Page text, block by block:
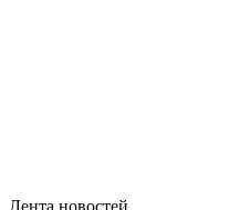
Лента новостей